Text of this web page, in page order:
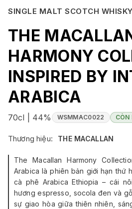
SINGLE MALT SCOTCH WHISKY
THE
HARMONY
INSPIRED BY
ARABICA
70cl | 44% WSMMAC0022 CÒN
Thương hiệu: THE MACALLAN
The Macallan Harmony
Arabica là phiên bản giới hạn thứ
cà phê Arabica Ethiopia – cái
hương espresso, socola đen và
sự giao hòa giữa thiên nhiên,